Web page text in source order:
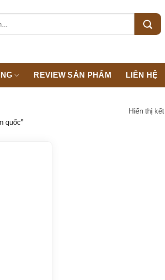
REVIEW SẢN PHẨM LIÊN HỆ
quốc”
Hiển thị